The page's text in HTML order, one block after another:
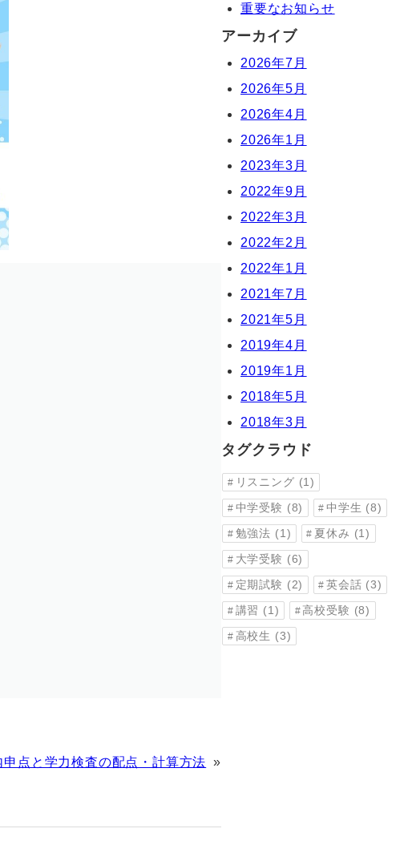
点と学力検査の配点・計算方法 »
重要なお知らせ
アーカイブ
2026年7月
2026年5月
2026年4月
2026年1月
2023年3月
2022年9月
2022年3月
2022年2月
2022年1月
2021年7月
2021年5月
2019年4月
2019年1月
2018年5月
2018年3月
タグクラウド
リスニング (1)
中学受験 (8) 中学生 (8)
勉強法 (1) 夏休み (1)
大学受験 (6)
定期試験 (2) 英会話 (3)
講習 (1) 高校受験 (8)
高校生 (3)